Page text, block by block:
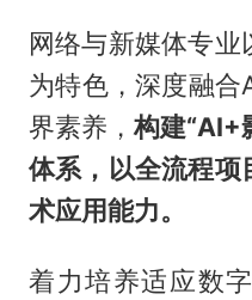
网络与新媒体专
为特色，深度融
界素养，构建“AI+
体系，以全流程项
术应用能力。
着力培养适应数